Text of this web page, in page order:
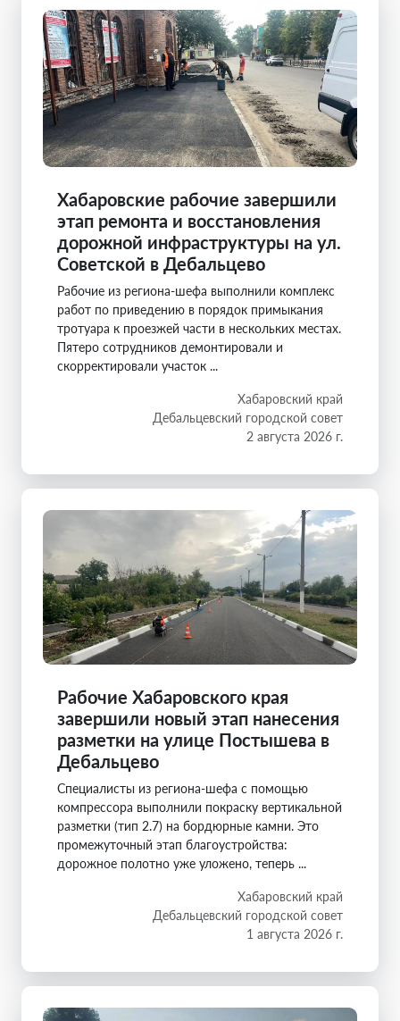
Хабаровские рабочие завершили
этап ремонта и восстановления
дорожной инфраструктуры на ул.
Советской в Дебальцево
Рабочие из региона-шефа выполнили комплекс
работ по приведению в порядок примыкания
тротуара к проезжей части в нескольких местах.
Пятеро сотрудников демонтировали и
скорректировали участок ...
Хабаровский край
Дебальцевский городской совет
2 августа 2026 г.
Рабочие Хабаровского края
завершили новый этап нанесения
разметки на улице Постышева в
Дебальцево
Специалисты из региона-шефа с помощью
компрессора выполнили покраску вертикальной
разметки (тип 2.7) на бордюрные камни. Это
промежуточный этап благоустройства:
дорожное полотно уже уложено, теперь ...
Хабаровский край
Дебальцевский городской совет
1 августа 2026 г.